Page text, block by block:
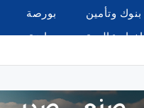
بنوك وتأمين بورصة
اخبار عالمية رياضة